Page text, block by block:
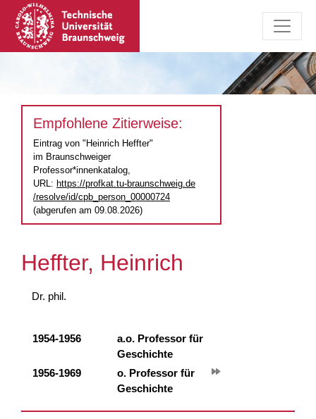
Empfohlene Zitierweise:
Eintrag von "Heinrich Heffter"
im Braunschweiger
Professor*innenkatalog,
URL: https://profkat.tu-braunschweig.de
/resolve/id/cpb_person_00000724
(abgerufen am 09.08.2026)
Heffter, Heinrich
Dr. phil.
1954-1956
a.o. Professor für
Geschichte
1956-1969
o. Professor für
Geschichte